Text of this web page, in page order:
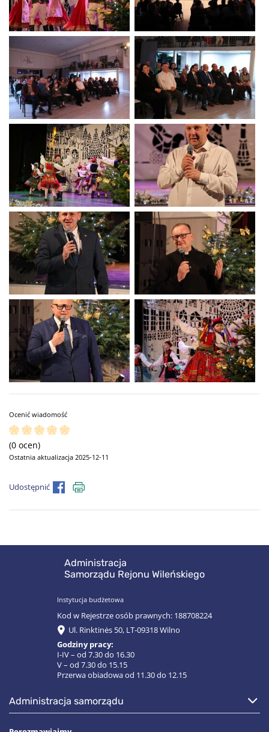
Ocenić wiadomość
(0 ocen)
Ostatnia aktualizacja 2025-12-11
Udostępnić
Administracja
Samorządu Rejonu Wileńskiego
Instytucja budżetowa
Kod w Rejestrze osób prawnych: 188708224
Ul. Rinktinės 50, LT-09318 Wilno
Godziny pracy:
I-IV – od 7.30 do 16.30
V – od 7.30 do 15.15
Przerwa obiadowa od 11.30 do 12.15
administracja samorządu